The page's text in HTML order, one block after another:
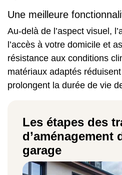
Une meilleure
Au-delà de l’aspect visuel,
l’accès à votre domicile et
résistance aux conditions
matériaux adaptés réduisent
prolongent la durée de vie
Les étapes des
d’aménagement
garage